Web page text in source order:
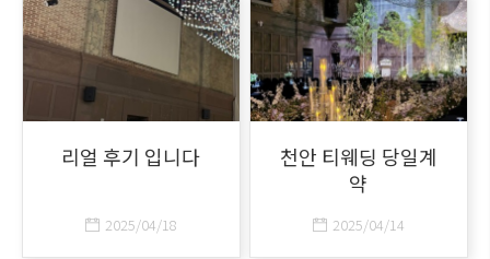
리얼 후기 입니다
2025/04/18
천안 티웨딩 당일계
약
2025/04/14